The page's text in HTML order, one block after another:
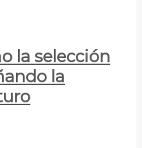
la selección
la